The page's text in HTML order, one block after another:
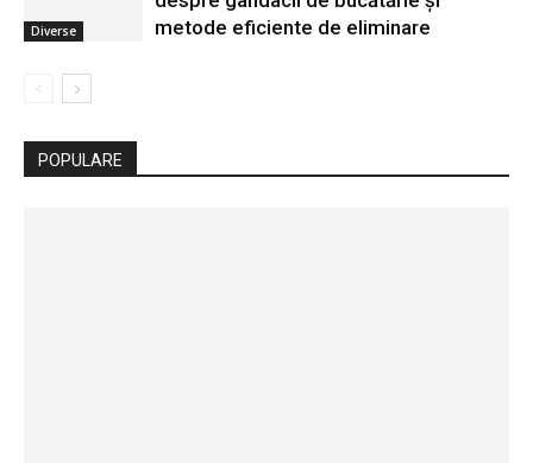
Diverse
metode eficiente de eliminare
POPULARE